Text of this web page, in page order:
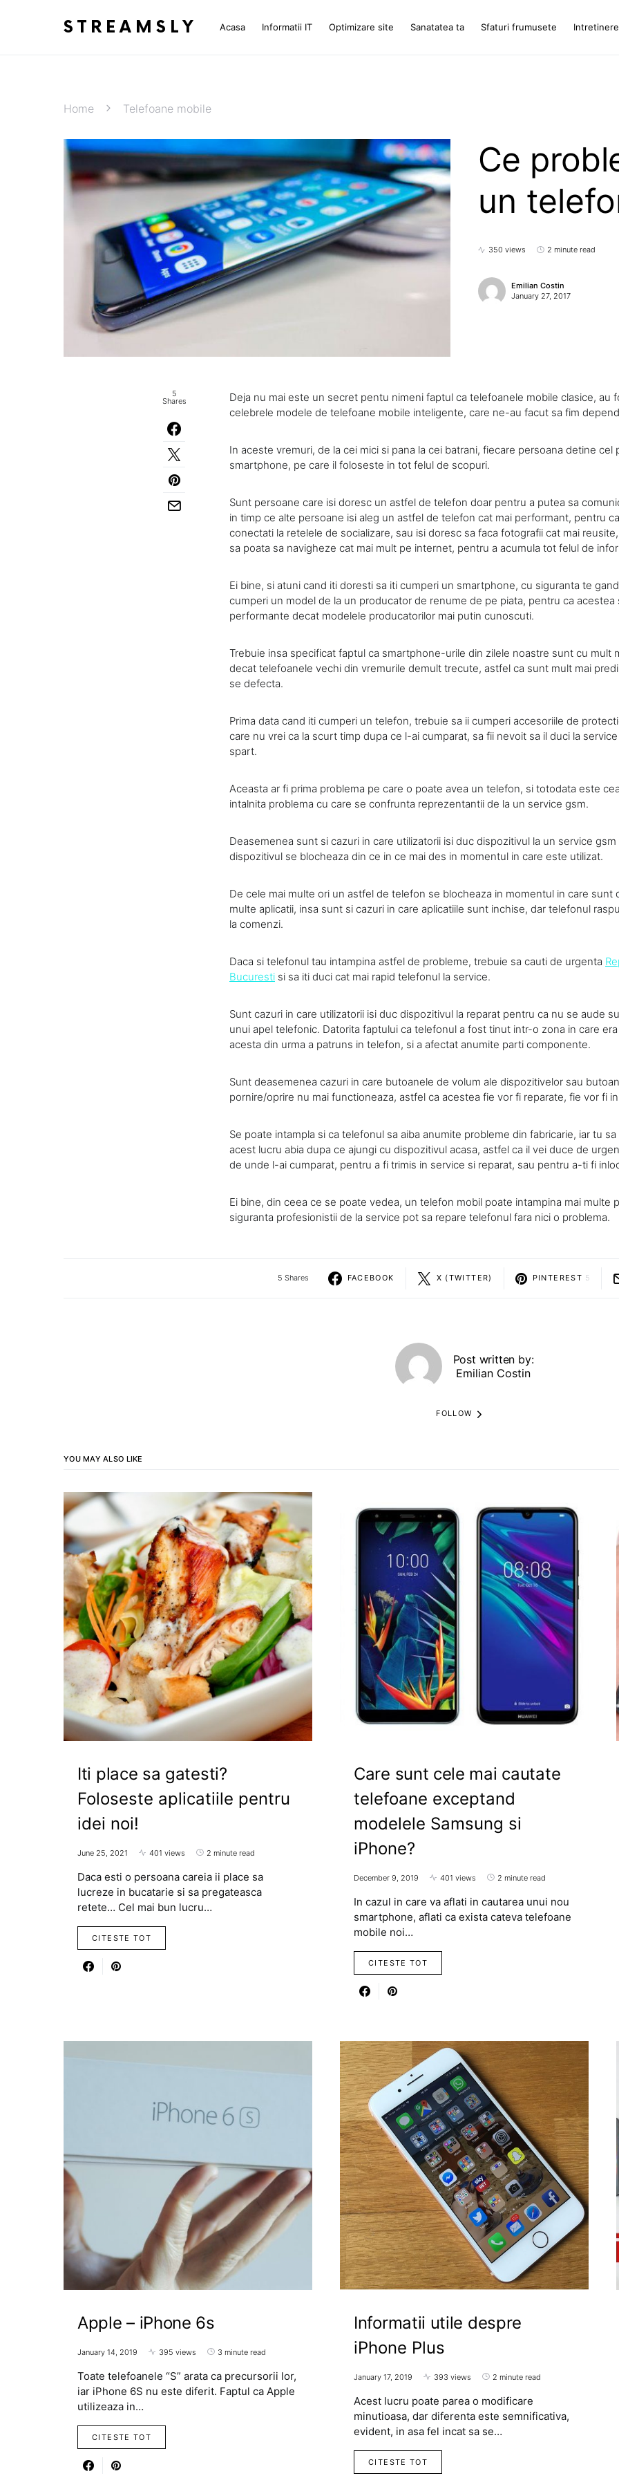
STREAMSLY Acasa Informatii IT Optimizare site Sanatatea ta Sfaturi frumusete
Home Telefoane mobile
Ce
un
350 views 2 minute read
Emilian Costin
January 27, 2017
5
Shares
Deja nu mai este un secret pentu nimeni faptul ca telefoanele mobile clasice, au
celebrele modele de telefoane mobile inteligente, care ne-au facut sa fim
In aceste vremuri, de la cei mici si pana la cei batrani, fiecare persoana detine cel
smartphone, pe care il foloseste in tot felul de scopuri.
Sunt persoane care isi doresc un astfel de telefon doar pentru a putea sa
in timp ce alte persoane isi aleg un astfel de telefon cat mai performant, pentru
conectati la retelele de socializare, sau isi doresc sa faca fotografii cat mai
sa poata sa navigheze cat mai mult pe internet, pentru a acumula tot felul de
Ei bine, si atuni cand iti doresti sa iti cumperi un smartphone, cu siguranta te
cumperi un model de la un producator de renume de pe piata, pentru ca acestea
performante decat modelele producatorilor mai putin cunoscuti.
Trebuie insa specificat faptul ca smartphone-urile din zilele noastre sunt cu mult
decat telefoanele vechi din vremurile demult trecute, astfel ca sunt mult mai
se defecta.
Prima data cand iti cumperi un telefon, trebuie sa ii cumperi accesoriile de
care nu vrei ca la scurt timp dupa ce l-ai cumparat, sa fii nevoit sa il duci la
spart.
Aceasta ar fi prima problema pe care o poate avea un telefon, si totodata este
intalnita problema cu care se confrunta reprezentantii de la un service gsm.
Deasemenea sunt si cazuri in care utilizatorii isi duc dispozitivul la un service
dispozitivul se blocheaza din ce in ce mai des in momentul in care este utilizat.
De cele mai multe ori un astfel de telefon se blocheaza in momentul in care sunt
multe aplicatii, insa sunt si cazuri in care aplicatiile sunt inchise, dar telefonul
la comenzi.
Daca si telefonul tau intampina astfel de probleme, trebuie sa cauti de urgenta
Bucuresti si sa iti duci cat mai rapid telefonul la service.
Sunt cazuri in care utilizatorii isi duc dispozitivul la reparat pentru ca nu se aude
unui apel telefonic. Datorita faptului ca telefonul a fost tinut intr-o zona in care
acesta din urma a patruns in telefon, si a afectat anumite parti componente.
Sunt deasemenea cazuri in care butoanele de volum ale dispozitivelor sau
pornire/oprire nu mai functioneaza, astfel ca acestea fie vor fi reparate, fie vor fi
Se poate intampla si ca telefonul sa aiba anumite probleme din fabricarie, iar tu
acest lucru abia dupa ce ajungi cu dispozitivul acasa, astfel ca il vei duce de
de unde l-ai cumparat, pentru a fi trimis in service si reparat, sau pentru a-ti fi
Ei bine, din ceea ce se poate vedea, un telefon mobil poate intampina mai multe
siguranta profesionistii de la service pot sa repare telefonul fara nici o problema.
5 Shares FACEBOOK X (TWITTER) PINTEREST 5
Post written by:
Emilian Costin
FOLLOW
YOU MAY ALSO LIKE
Iti place sa gatesti?
Foloseste aplicatiile pentru
idei noi!
June 25, 2021 401 views 2 minute read
Daca esti o persoana careia ii place sa
lucreze in bucatarie si sa pregateasca
retete… Cel mai bun lucru…
CITESTE TOT
Care sunt cele mai cautate
telefoane exceptand
modelele Samsung si
iPhone?
December 9, 2019 401 views 2 minute read
In cazul in care va aflati in cautarea unui nou
smartphone, aflati ca exista cateva telefoane
mobile noi…
CITESTE TOT
Apple – iPhone 6s
January 14, 2019 395 views 3 minute read
Toate telefoanele “S” arata ca precursorii lor,
iar iPhone 6S nu este diferit. Faptul ca Apple
utilizeaza in…
CITESTE TOT
Informatii utile despre
iPhone Plus
January 17, 2019 393 views 2 minute read
Acest lucru poate parea o modificare
minutioasa, dar diferenta este semnificativa,
evident, in asa fel incat sa se…
CITESTE TOT